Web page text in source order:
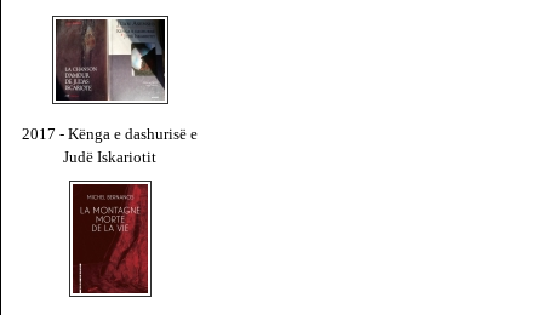
2017 - Kënga e dashurisë e
Judë Iskariotit